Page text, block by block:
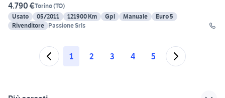
4.790 €Torino(TO)
Usato
05/2011 121900 Km Gpl Manuale
Euro 5
Rivenditore Passione Srls
1 2 3 4 5